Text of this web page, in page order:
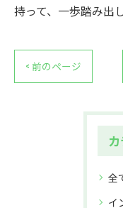
持って、一歩踏み出
< 前のページ
全
イ